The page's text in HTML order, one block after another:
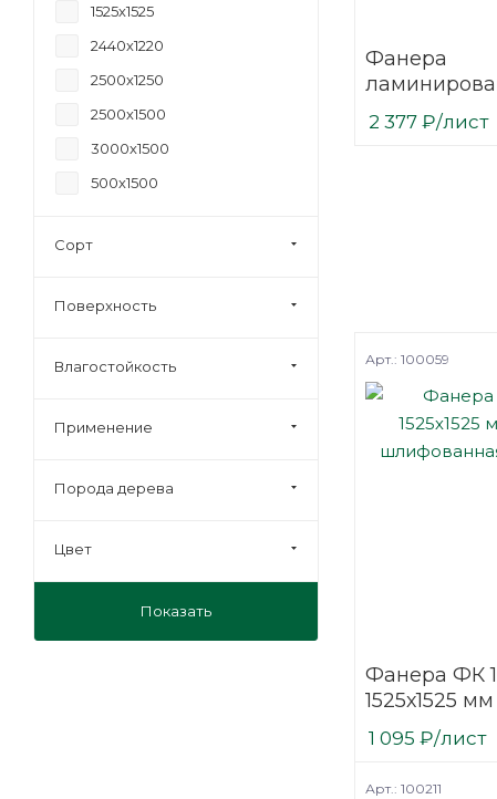
Фанера
(ФОФ) 6 мм
мм F/F сорт 1/1
2 377 ₽/лист
Фанера ФК
1525х1525
березовая
Арт.: 100059
1 095 ₽/лист
Арт.: 100211
1525х1525
2440х1220
2500х1250
2500х1500
3000х1500
500х1500
Сорт
Поверхность
Влагостойкость
Применение
Порода дерева
Цвет
Показать